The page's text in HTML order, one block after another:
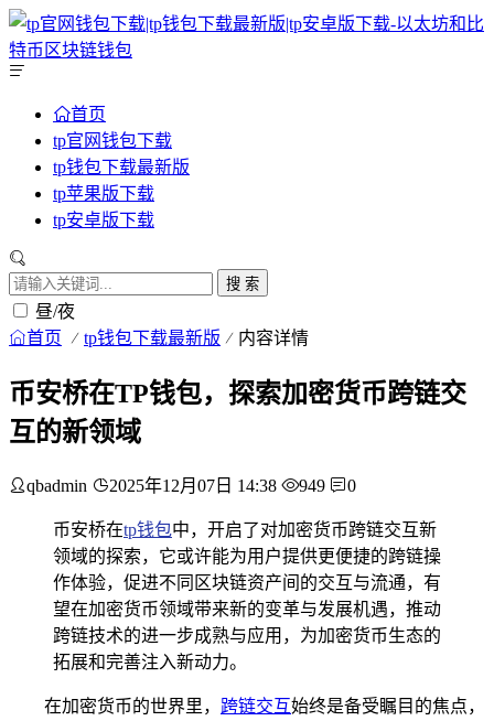
首页
tp官网钱包下载
tp钱包下载最新版
tp苹果版下载
tp安卓版下载
搜 索
昼/夜
首页 tp钱包下载最新版 内容详情
币安桥在TP钱包，探索加密货币跨链交
互的新领域
qbadmin 2025年12月07日 14:38 949 0
币安桥在tp钱包中，开启了对加密货币跨链交互新
领域的探索，它或许能为用户提供更便捷的跨链操
作体验，促进不同区块链资产间的交互与流通，有
望在加密货币领域带来新的变革与发展机遇，推动
跨链技术的进一步成熟与应用，为加密货币生态的
拓展和完善注入新动力。
在加密货币的世界里， 跨链交互始终是备受瞩目的焦点，